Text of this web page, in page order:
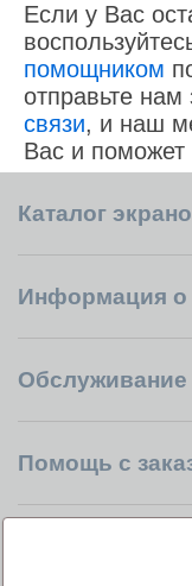
Если у Вас
помощником
отправьте нам
связи, и наш
Вас и поможет
Каталог
Информация о
Обслуживание
Помощь с